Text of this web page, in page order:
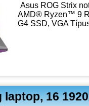
Asus ROG Strix
AMD® Ryzen™ 9
G4 SSD, VGA
16